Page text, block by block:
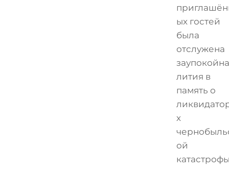
ых гостей
была
отслужена
лития в
память о
х
ой